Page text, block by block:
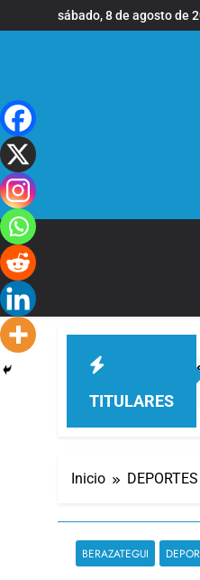
al
sábado, 8 de agosto de
TITULARES
en la sede de Quilmes
Inicio DEPORTES
BERAZATEGUI